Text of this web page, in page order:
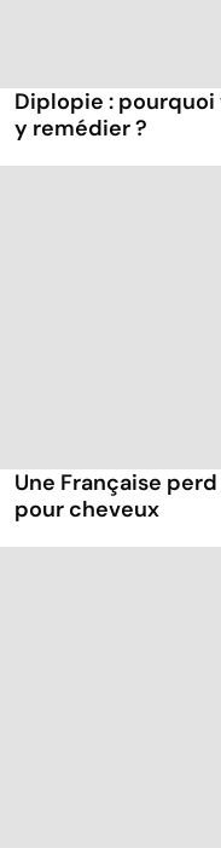
Diplopie :
y remédier ?
Une Française
pour cheveux